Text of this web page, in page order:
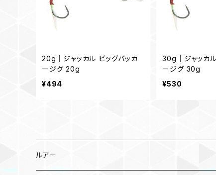
20g｜ジャッカル ビッグバッカ
ージグ 20g
¥494
30g｜ジャッカ
ージグ 30g
¥530
ルアー